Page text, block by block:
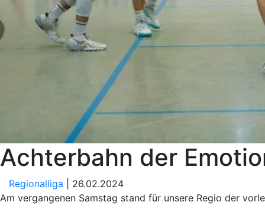
Achterbahn der
Regionalliga | 26.02.2024
Am vergangenen Samstag stand für unsere Regio der